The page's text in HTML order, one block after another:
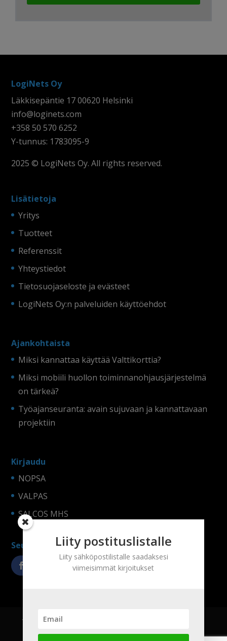
LogiNets Oy
Läkkisepäntie 17 00620 Helsinki
info@loginets.com
+358 50 570 6252
Y-tunnus: 1783095-9
2025 © LogiNets Oy. All rights reserved.
Lisätietoja
Yritys
Tuotteet
Referenssit
Yhteystiedot
Tietosuojaseloste ja evästeet
LogiNets Oy:n palveluiden käyttöehdot
Ajankohtaista
Miksi kannattaa käyttää Valttikorttia?
Miksi mobiili huollon toiminnanohjausjärjestelmä
on tärkeä?
Työajanseuranta: avain sujuvaan ja kannattavaan
projektiin
Kirjaudu
NOPSA
VALPAS
SALCOS MHS
Seuraa somessa!
Yritys Tuotteet
Tietosuojaseloste ja evästeet
Liity postituslistalle
Liity sähköpostilistalle saadaksesi
viimeisimmät kirjoitukset